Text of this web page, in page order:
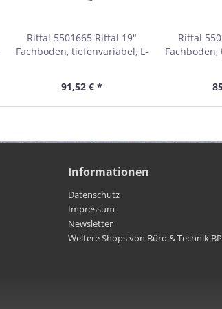
Rittal 5501665 Rittal 19"
Fachboden, tiefenvariabel, L-
Ebenenabstand 600-900 mm,
Schwarz RAL9005
91,52 € *
Rittal
mm, 1 HE,
Informationen
Datenschutz
Impressum
Newsletter
Weitere Shops von Büro & Technik